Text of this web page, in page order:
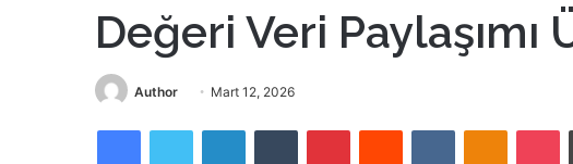
Değeri Veri Paylaşımı
Author Mart 12, 2026
FacebookTwitter LinkedInTumblr PinterestReddit VKontakte